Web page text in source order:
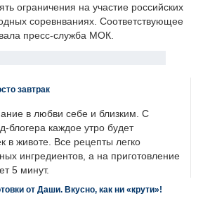
ограничения на участие российских
соревнваниях. Соответствующее
пресс-служба МОК.
завтрак
в любви себе и близким. С
блогера каждое утро будет
в животе. Все рецепты легко
ингредиентов, а на приготовление
5 минут.
от Даши. Вкусно, как ни «крути»!